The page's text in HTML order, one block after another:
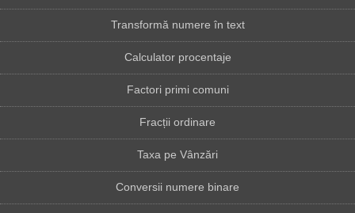
Transformă numere în text
Calculator procentaje
Factori primi comuni
Fracții ordinare
Taxa pe Vânzări
Conversii numere binare